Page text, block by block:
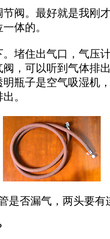
。最好就是我刚
体的。
住出气口，气压
，可以听到气体排
瓶子是空气吸湿机
。
是否漏气，两头要有